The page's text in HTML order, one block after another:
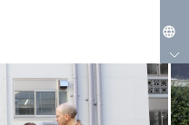
JP
EN